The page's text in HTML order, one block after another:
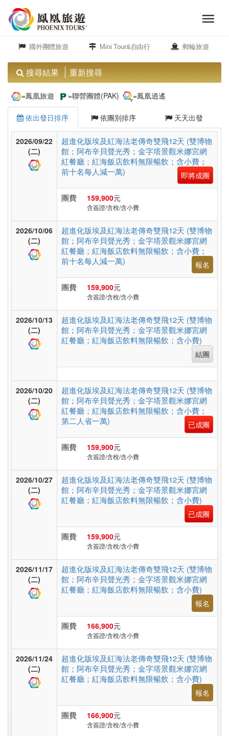
menu
國外團體旅遊 Mini Tour&自由行 郵輪旅遊
旅
道
close
歐
洲
美
度
假
洲
國
搜尋結果 重新搜尋
=鳳凰旅遊 =聯營團體(PAK) =鳳凰逍遙
依出發日排序 依團別排序 天天出發
2026/09/22
(二)
超進化版埃及紅海法老傳奇雙飛12天 (雙博物
館；阿布辛貝聲光秀；金字塔景觀米娜宮網
紅餐廳；紅海飯店飲料無限暢飲；含小費；
前十名每人減一萬)
即將成團
團費 159,900元
含簽證/含稅/含小費
2026/10/06
(二)
超進化版埃及紅海法老傳奇雙飛12天 (雙博物
館；阿布辛貝聲光秀；金字塔景觀米娜宮網
紅餐廳；紅海飯店飲料無限暢飲；含小費；
前十名每人減一萬)
報名
團費 159,900元
含簽證/含稅/含小費
2026/10/13
(二)
超進化版埃及紅海法老傳奇雙飛12天 (雙博物
館；阿布辛貝聲光秀；金字塔景觀米娜宮網
紅餐廳；紅海飯店飲料無限暢飲；含小費)
結團
2026/10/20
(二)
超進化版埃及紅海法老傳奇雙飛12天 (雙博物
館；阿布辛貝聲光秀；金字塔景觀米娜宮網
紅餐廳；紅海飯店飲料無限暢飲；含小費；
第二人省一萬)
已成團
團費 159,900元
含簽證/含稅/含小費
2026/10/27
(二)
超進化版埃及紅海法老傳奇雙飛12天 (雙博物
館；阿布辛貝聲光秀；金字塔景觀米娜宮網
紅餐廳；紅海飯店飲料無限暢飲；含小費)
已成團
團費 159,900元
含簽證/含稅/含小費
2026/11/17
(二)
超進化版埃及紅海法老傳奇雙飛12天 (雙博物
館；阿布辛貝聲光秀；金字塔景觀米娜宮網
紅餐廳；紅海飯店飲料無限暢飲；含小費)
報名
團費 166,900元
含簽證/含稅/含小費
2026/11/24
(二)
超進化版埃及紅海法老傳奇雙飛12天 (雙博物
館；阿布辛貝聲光秀；金字塔景觀米娜宮網
紅餐廳；紅海飯店飲料無限暢飲；含小費)
報名
團費 166,900元
含簽證/含稅/含小費